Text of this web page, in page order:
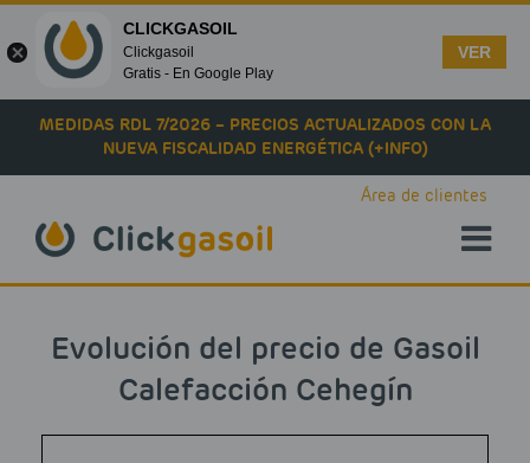
Skip to main content
MEDIDAS RDL 7/2026 – PRECIOS ACTUALIZADOS CON LA
NUEVA FISCALIDAD ENERGÉTICA (+INFO)
Área de clientes
Evolución del precio de Gasoil
Calefacción Cehegín
CLICKGASOIL
Clickgasoil
Gratis - En Google Play
VER